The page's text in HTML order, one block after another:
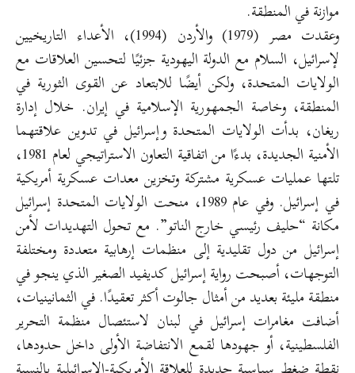
موازنة في المنطقة.
وعقدت مصر (1979) والأردن (1994)، الأعداء التاريخيين
لإسرائيل، السلام مع الدولة اليهودية جزئيًا لتحسين العلاقات مع
الولايات المتحدة، ولكن أيضًا للابتعاد عن القوى الثورية في
المنطقة، وخاصة الجمهورية الإسلامية في إيران. خلال إدارة
ريغان، بدأت الولايات المتحدة وإسرائيل في تدوين علاقتهما
الأمنية الجديدة، بدءًا من اتفاقية التعاون الاستراتيجي لعام 1981،
تلتها عمليات عسكرية مشتركة وتخزين معدات عسكرية أمريكية
في إسرائيل. وفي عام 1989، منحت الولايات المتحدة إسرائيل
مكانة “حليف رئيسي خارج الناتو”. مع تحول التهديدات لأمن
إسرائيل من دول تقليدية إلى منظمات إرهابية متعددة ومختلفة
التوجهات، أصبحت رواية إسرائيل كديفيد الصغير الذي ينجو في
منطقة مليئة بعديد من أمثال جالوت أكثر تعقيدًا. في الثمانينيات،
أضافت مغامرات إسرائيل في لبنان لاستئصال منظمة التحرير
الفلسطينية، أو جهودها لقمع الانتفاضة الأولى داخل حدودها،